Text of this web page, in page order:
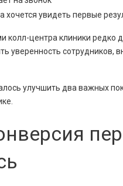
хочется увидеть первые
колл-центра клиники редко
уверенность сотрудников,
улучшить два важных